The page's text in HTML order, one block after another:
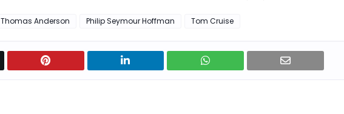
Anderson Philip Seymour Hoffman Tom Cruise